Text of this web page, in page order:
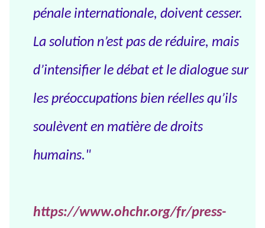
pénale internationale, doivent cesser.
La solution n’est pas de réduire, mais
d’intensifier le débat et le dialogue sur
les préoccupations bien réelles qu’ils
soulèvent en matière de droits
humains."
https://www.ohchr.org/fr/press-